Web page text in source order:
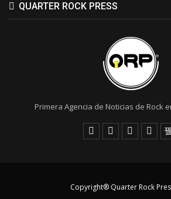
QUARTER ROCK PRESS
Primera Agencia de Noticias de Rock
Copyright® Quarter Rock